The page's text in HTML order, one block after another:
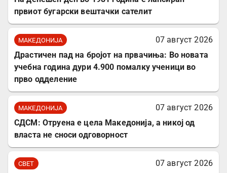
првиот бугарски вештачки сателит
МАКЕДОНИЈА
07 август 2026
Драстичен пад на бројот на првачиња: Во новата
учебна година дури 4.900 помалку ученици во
прво одделение
МАКЕДОНИЈА
07 август 2026
СДСМ: Отруена е цела Македонија, а никој од
власта не сноси одговорност
СВЕТ
07 август 2026